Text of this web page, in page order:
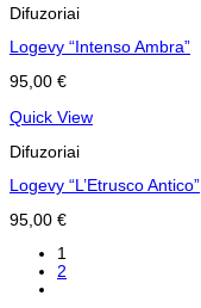
Difuzoriai
Logevy “Intenso Ambra”
95,00 €
Quick View
Difuzoriai
Logevy “L’Etrusco Antico”
95,00 €
1
2